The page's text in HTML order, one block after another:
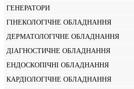
ГЕНЕРАТОРИ
ГІНЕКОЛОГІЧНЕ ОБЛАДНАННЯ
ДЕРМАТОЛОГІЧНЕ ОБЛАДНАННЯ
ДІАГНОСТИЧНЕ ОБЛАДНАННЯ
ЕНДОСКОПІЧНІ ОБЛАДНАННЯ
КАРДІОЛОГІЧНЕ ОБЛАДНАННЯ